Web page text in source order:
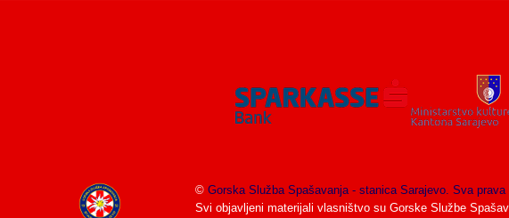
© Gorska Služba Spašavanja - stanica Sarajevo. Sva
Svi objavljeni materijali vlasništvo su Gorske Službe